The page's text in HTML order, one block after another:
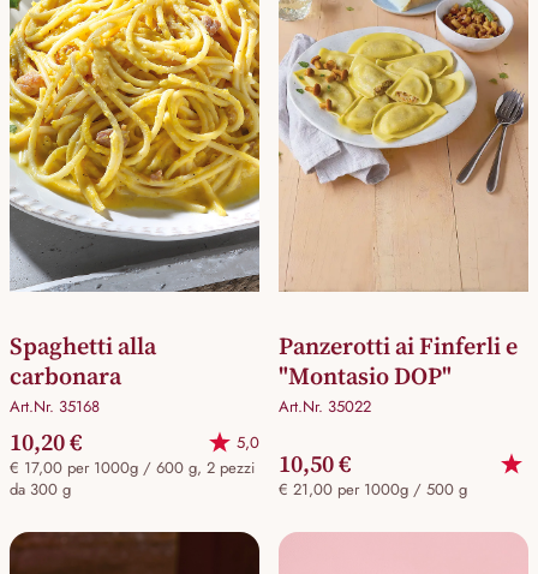
Spaghetti alla
carbonara
Art.Nr. 35168
10,20 €
5,0
€ 17,00 per 1000g / 600 g, 2 pezzi
da 300 g
Panzerotti ai Finferli e
"Montasio DOP"
Art.Nr. 35022
10,50 €
€ 21,00 per 1000g / 500 g